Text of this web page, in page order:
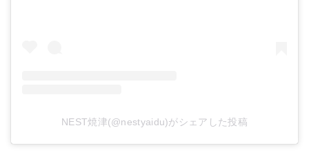
NEST焼津(@nestyaidu)がシェアした投稿